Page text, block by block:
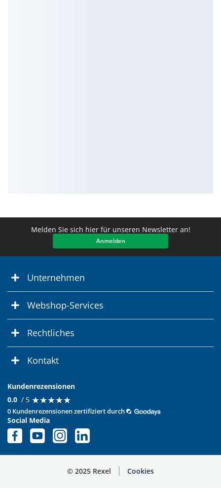
Melden Sie sich hier für unseren Newsletter an!
Anmelden
Unternehmen
Webshop-Services
Rechtliches
Kontakt
Kundenrezensionen
0.0 / 5 ★★★★★
★★★★★
0 Kundenrezensionen zertifiziert durch
Social Media
© 2025 Rexel Cookies